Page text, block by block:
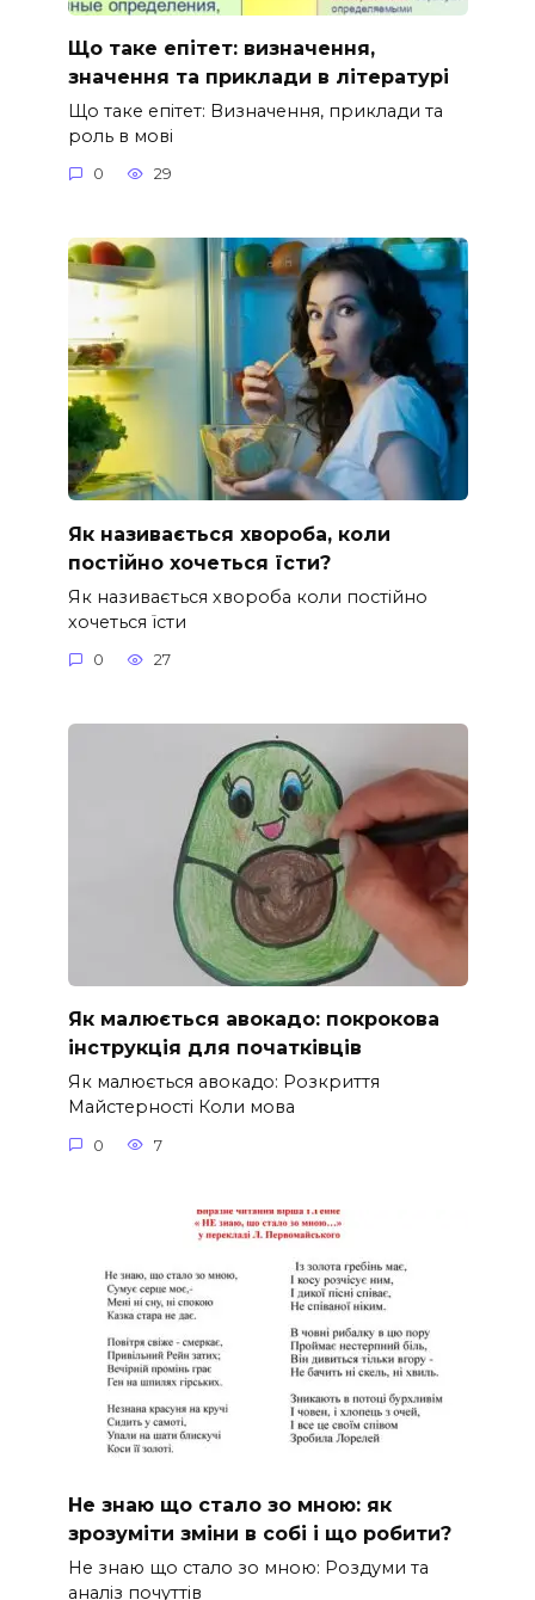
Що таке епітет: визначення,
значення та приклади в літературі
Що таке епітет: Визначення, приклади та
роль в мові
0 29
Як називається хвороба, коли
постійно хочеться їсти?
Як називається хвороба коли постійно
хочеться їсти
0 27
Як малюється авокадо: покрокова
інструкція для початківців
Як малюється авокадо: Розкриття
Майстерності Коли мова
0 7
Не знаю що стало зо мною: як
зрозуміти зміни в собі і що робити?
Не знаю що стало зо мною: Роздуми та
аналіз почуттів